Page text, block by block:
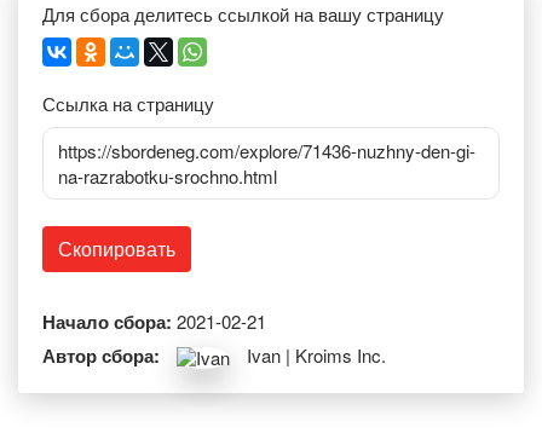
Для сбора делитесь ссылкой на вашу страницу
Ссылка на страницу
https://sbordeneg.com/explore/71436-nuzhny-den-gi-
na-razrabotku-srochno.html
Скопировать
Начало сбора: 2021-02-21
Автор сбора: Ivan | Kroims Inc.